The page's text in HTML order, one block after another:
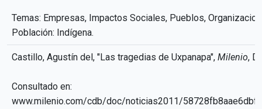
Temas: Empresas, Impactos Sociales, Pueblos,
Población: Indígena.
Castillo, Agustín del, "Las tragedias de Uxpanapa", Milenio,
Consultado en:
www.milenio.com/cdb/doc/noticias2011/